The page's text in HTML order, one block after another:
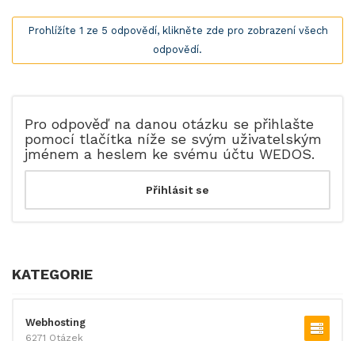
Prohlížíte 1 ze 5 odpovědí, klikněte zde pro zobrazení všech
odpovědí.
Pro odpověď na danou otázku se přihlašte
pomocí tlačítka níže se svým uživatelským
jménem a heslem ke svému účtu WEDOS.
KATEGORIE
Webhosting
6271 Otázek